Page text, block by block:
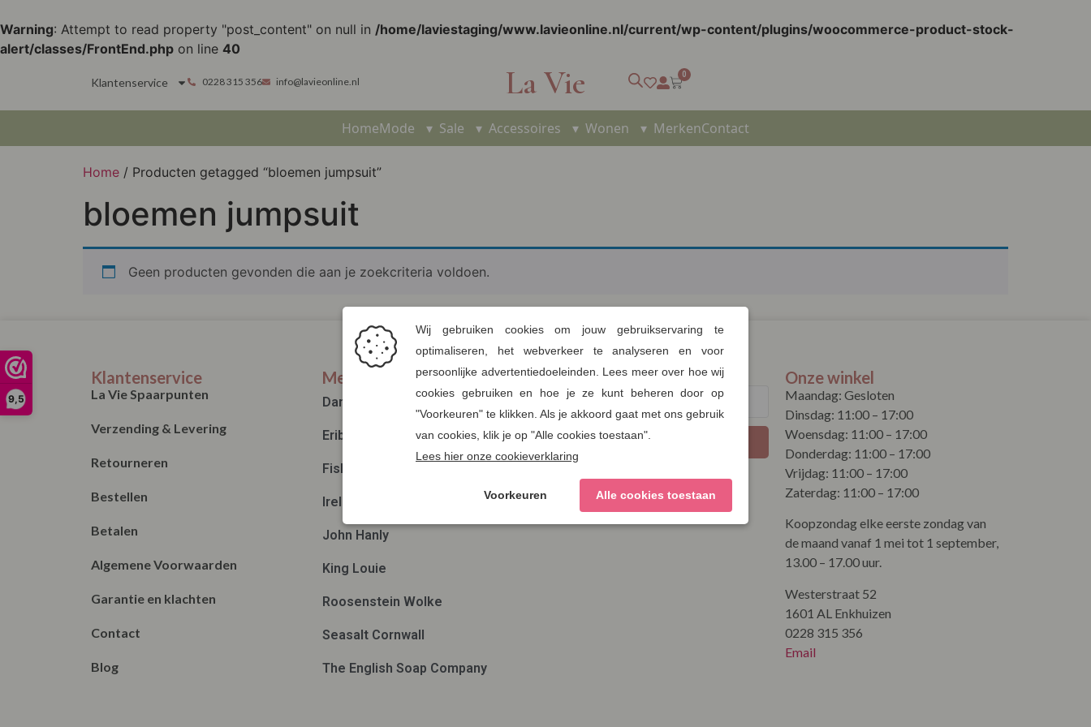
9,5
Warning: Attempt to read property "post_content" on null in /home/laviestaging/www.lavieonline.nl/current/wp-content/plugins/woocommerce-product-stock-
alert/classes/FrontEnd.php on line 40
Klantenservice 0228 315 356 info@lavieonline.nl La Vie 0
HomeMode ▾ Sale ▾ Accessoires ▾ Wonen ▾ MerkenContact
Home / Producten getagged “bloemen jumpsuit”
bloemen jumpsuit
Geen producten gevonden die aan je zoekcriteria voldoen.
Klantenservice
La Vie Spaarpunten
Verzending & Levering
Retourneren
Bestellen
Betalen
Algemene Voorwaarden
Garantie en klachten
Contact
Blog
Merken
Danefae
Eribé
Fisherman out of Ireland
Irelands Eye
John Hanly
King Louie
Roosenstein Wolke
Seasalt Cornwall
The English Soap Company
Nieuwsbrief
Verzenden
Onze winkel
Maandag: Gesloten
Dinsdag: 11:00 – 17:00
Woensdag: 11:00 – 17:00
Donderdag: 11:00 – 17:00
Vrijdag: 11:00 – 17:00
Zaterdag: 11:00 – 17:00
Koopzondag elke eerste zondag van
de maand vanaf 1 mei tot 1 september,
13.00 – 17.00 uur.
Westerstraat 52
1601 AL Enkhuizen
0228 315 356
Email